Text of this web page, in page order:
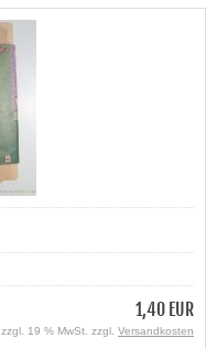
1,40 EUR
zzgl. 19 % MwSt. zzgl. Versandkosten